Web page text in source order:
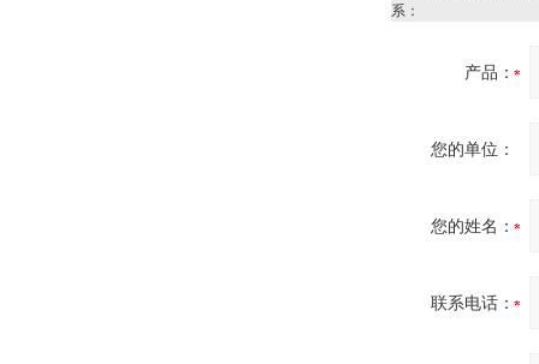
系：
产品：
您的单位：
您的姓名：
联系电话：